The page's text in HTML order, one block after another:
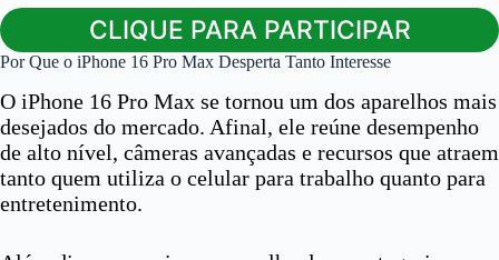
CLIQUE PARA PARTICIPAR
Por Que o iPhone 16 Pro Max Desperta Tanto Interesse
O iPhone 16 Pro Max se tornou um dos aparelhos mais
desejados do mercado. Afinal, ele reúne desempenho
de alto nível, câmeras avançadas e recursos que atraem
tanto quem utiliza o celular para trabalho quanto para
entretenimento.